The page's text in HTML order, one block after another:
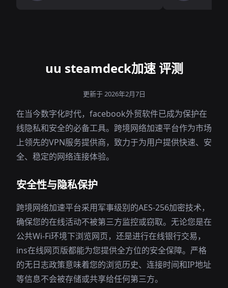
uu steamdeck加速 评测
更新于 2026年2月7日
在当今数字化时代，facebook外贸软件已成为保护在
线隐私和安全的必备工具。跨境网络加速平台作为市场
上领先的VPN服务提供商，致力于为用户提供快速、安
全、稳定的网络连接体验。
安全性与隐私保护
跨境网络加速平台采用军事级别的AES-256加密技术，
确保您的在线活动不被第三方监控或窃取。无论您是在
公共Wi-Fi环境下浏览网页，还是进行在线银行交易，
ins在线网页版都能为您提供全方位的安全保障。严格
的无日志政策意味着您的浏览历史、连接时间和IP地址
等信息不会被存储或共享给任何第三方。